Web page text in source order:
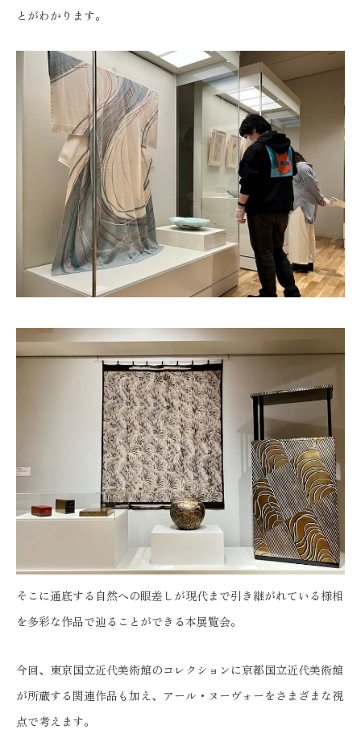
とがわかります。
そこに通底する自然への眼差しが現代まで引き継がれている様相
を多彩な作品で辿ることができる本展覧会。
今回、東京国立近代美術館のコレクションに京都国立近代美術館
が所蔵する関連作品も加え、アール・ヌーヴォーをさまざまな視
点で考えます。